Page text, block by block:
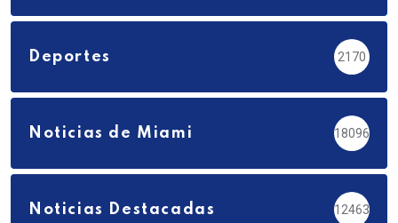
Deportes 2170
Noticias de Miami 18096
Noticias Destacadas 12463